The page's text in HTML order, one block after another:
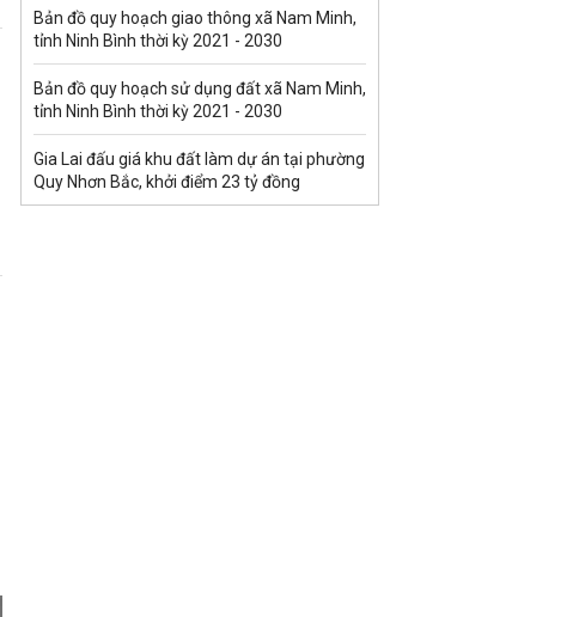
Bản đồ quy hoạch giao thông xã Nam Minh,
tỉnh Ninh Bình thời kỳ 2021 - 2030
Bản đồ quy hoạch sử dụng đất xã Nam Minh,
tỉnh Ninh Bình thời kỳ 2021 - 2030
Gia Lai đấu giá khu đất làm dự án tại phường
Quy Nhơn Bắc, khởi điểm 23 tỷ đồng